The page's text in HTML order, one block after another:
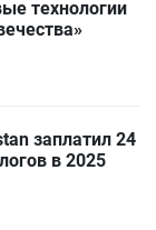
технологии
заплатил 24
в 2025